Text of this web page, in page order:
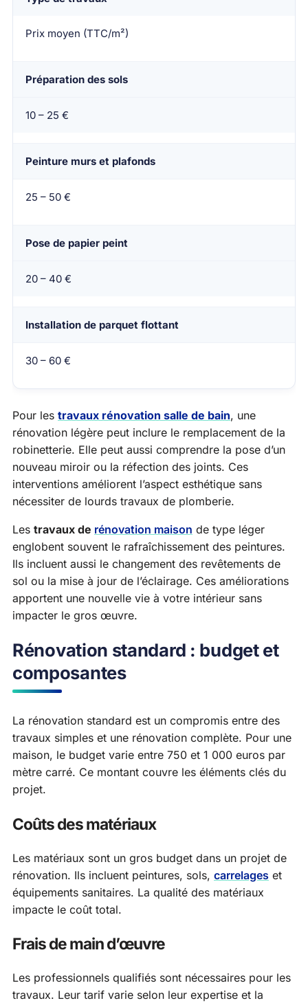
Prix moyen (TTC/m²)
Préparation des sols
10 – 25 €
Peinture murs et plafonds
25 – 50 €
Pose de papier peint
20 – 40 €
Installation de parquet flottant
30 – 60 €
Pour les travaux rénovation salle de bain, une
rénovation légère peut inclure le remplacement de la
robinetterie. Elle peut aussi comprendre la pose d’un
nouveau miroir ou la réfection des joints. Ces
interventions améliorent l’aspect esthétique sans
nécessiter de lourds travaux de plomberie.
Les travaux de rénovation maison de type léger
englobent souvent le rafraîchissement des peintures.
Ils incluent aussi le changement des revêtements de
sol ou la mise à jour de l’éclairage. Ces améliorations
apportent une nouvelle vie à votre intérieur sans
impacter le gros œuvre.
Rénovation standard : budget et
composantes
La rénovation standard est un compromis entre des
travaux simples et une rénovation complète. Pour une
maison, le budget varie entre 750 et 1 000 euros par
mètre carré. Ce montant couvre les éléments clés du
projet.
Coûts des matériaux
Les matériaux sont un gros budget dans un projet de
rénovation. Ils incluent peintures, sols, carrelages et
équipements sanitaires. La qualité des matériaux
impacte le coût total.
Frais de main d’œuvre
Les professionnels qualifiés sont nécessaires pour les
travaux. Leur tarif varie selon leur expertise et la